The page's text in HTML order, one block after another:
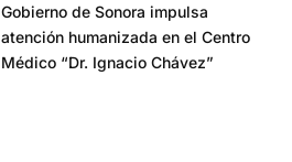
Gobierno de Sonora impulsa
atención humanizada en el Centro
Médico “Dr. Ignacio Chávez”